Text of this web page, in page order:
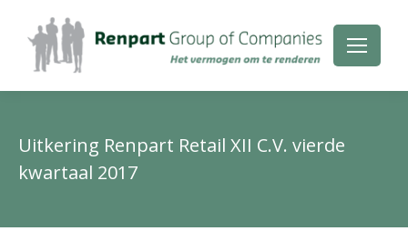
Uitkering Renpart Retail XII C.V. vierde
kwartaal 2017